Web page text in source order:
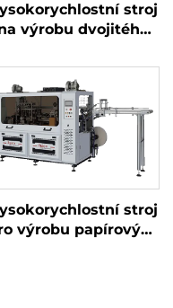
stroj
výrobu dvojitého
stroj
výrobu papírových